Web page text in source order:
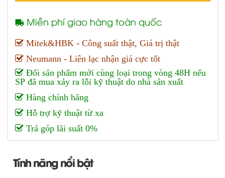
Miễn phí giao hàng toàn quốc
Mitek&HBK - Công suất thật, Giá trị thật
Neumann - Liên lạc nhận giá cực tốt
Đổi sản phẩm mới cùng loại trong vòng 48H nếu
SP đã mua xảy ra lỗi kỹ thuật do nhà sản xuất
Hàng chính hãng
Hỗ trợ kỹ thuật từ xa
Trả góp lãi suất 0%
Tính năng nổi bật